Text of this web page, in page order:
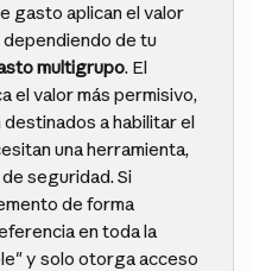
gasto aplican el valor
de tu
multigrupo. El
el valor más permisivo,
a habilitar el
una herramienta,
seguridad. Si
de forma
en toda la
y solo otorga acceso